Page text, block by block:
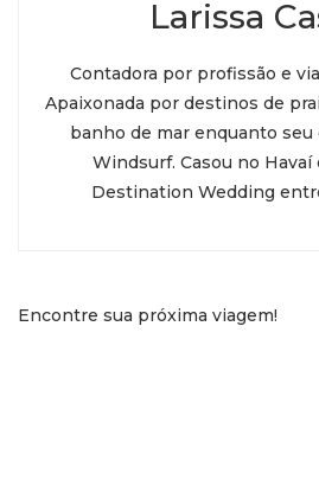
Larissa
Contadora por profissão e
Apaixonada por destinos de
banho de mar enquanto seu
Windsurf. Casou no Havaí
Destination Wedding
Encontre sua próxima viagem!